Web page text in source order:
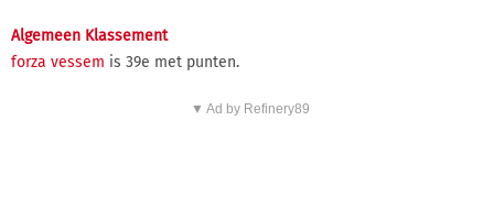
Algemeen Klassement
forza vessem is 39e met punten.
▼ Ad by Refinery89